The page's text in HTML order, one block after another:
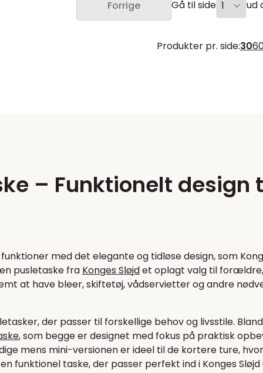
Forrige Gå til side ud
Produkter pr. side:30
– Funktionelt
med det elegante og tidløse design, som
pusletaske fra Konges Sløjdet oplagt valg til
at have bleer, skiftetøj, vådservietter og andre
der passer til forskellige behov og livsstile.
, som begge er designet med fokus på praktisk
mens mini-versionen er ideel til de kortere ture,
funktionel taske, der passer perfekt ind i Konges